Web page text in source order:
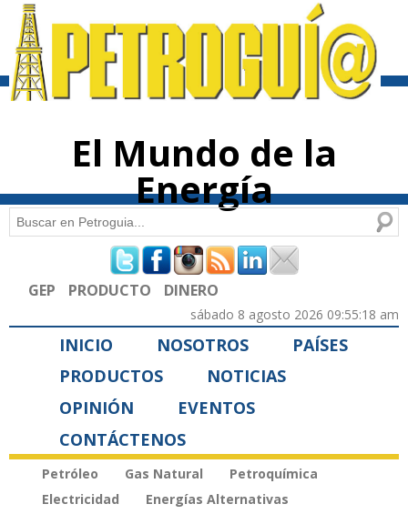
contenido
El Mundo de la
Energía
Formulario de búsqueda
Buscar
GEP PRODUCTO DINERO
sábado 8 agosto 2026 09:55:18 am
INICIO NOSOTROS
PAÍSES
PRODUCTOS
NOTICIAS
OPINIÓN
EVENTOS
CONTÁCTENOS
Petróleo Gas Natural
Petroquímica
Electricidad
Energías Alternativas